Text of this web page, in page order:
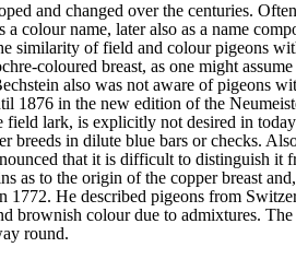
and changed over the centuries.
colour name, later also as a name
similarity of field and colour pigeons
coloured breast, as one might
also was not aware of pigeons
1876 in the new edition of the
lark, is explicitly not desired in
breeds in dilute blue bars or checks.
that it is difficult to distinguish
as to the origin of the copper breast
He described pigeons from
brownish colour due to admixtures.
round.